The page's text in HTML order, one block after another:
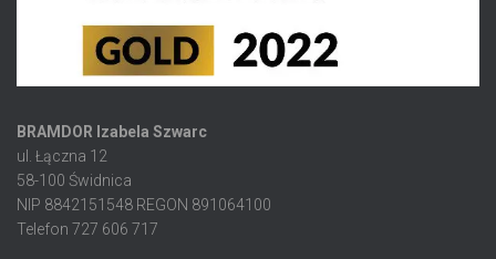
BRAMDOR Izabela Szwarc
ul. Łączna 12
58-100 Świdnica
NIP 8842151548 REGON 891064100
Telefon 727 606 717